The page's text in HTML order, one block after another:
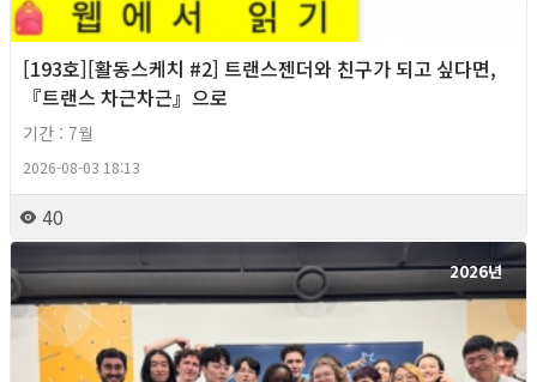
[193호][활동스케치 #2] 트랜스젠더와 친구가 되고 싶다면,
『트랜스 차근차근』으로
기간 : 7월
2026-08-03 18:13
40
2026년